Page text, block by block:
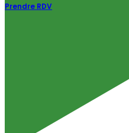
Prendre RDV